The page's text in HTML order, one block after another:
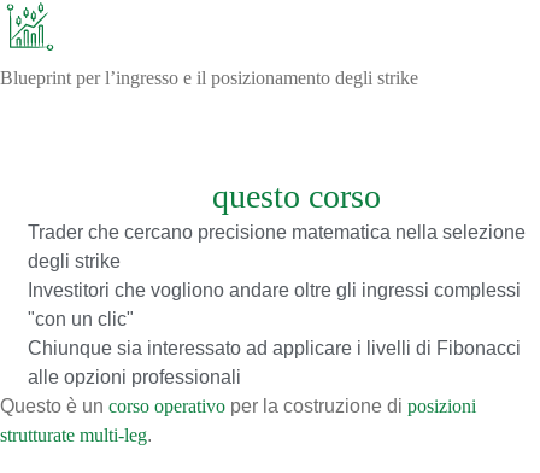
Blueprint per l’ingresso e il posizionamento degli strike
questo corso
Trader che cercano precisione matematica nella selezione
degli strike
Investitori che vogliono andare oltre gli ingressi complessi
"con un clic"
Chiunque sia interessato ad applicare i livelli di Fibonacci
alle opzioni professionali
Questo è un corso operativo per la costruzione di posizioni
strutturate multi-leg.